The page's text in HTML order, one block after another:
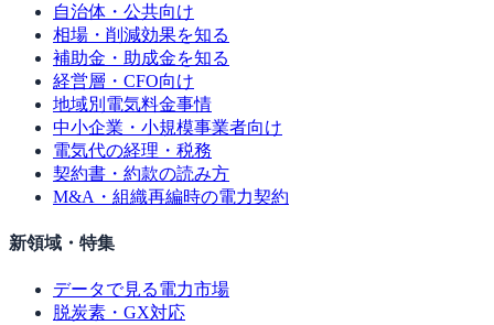
自治体・公共向け
相場・削減効果を知る
補助金・助成金を知る
経営層・CFO向け
地域別電気料金事情
中小企業・小規模事業者向け
電気代の経理・税務
契約書・約款の読み方
M&A・組織再編時の電力契約
新領域・特集
データで見る電力市場
脱炭素・GX対応